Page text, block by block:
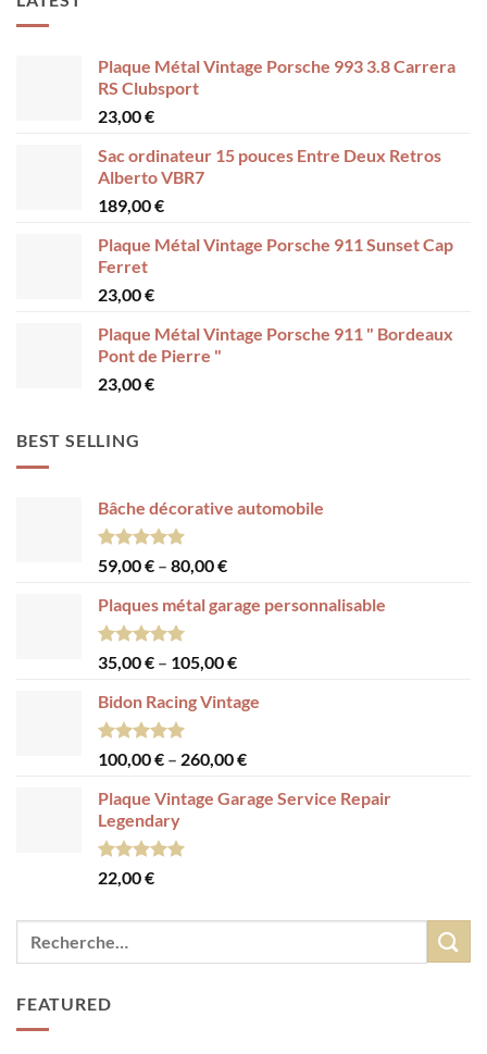
Plaque Métal Vintage Porsche 993 3.8 Carrera
RS Clubsport
23,00€
Sac ordinateur 15 pouces Entre Deux Retros
Alberto VBR7
189,00€
Plaque Métal Vintage Porsche 911 Sunset Cap
Ferret
23,00€
Plaque Métal Vintage Porsche 911 " Bordeaux
Pont de Pierre "
23,00€
BEST SELLING
Bâche décorative automobile
Note5.00
sur 5
59,00€ – 80,00€
Plaques métal garage personnalisable
Note5.00
sur 5
35,00€ – 105,00€
Bidon Racing Vintage
Note5.00
sur 5
100,00€ – 260,00€
Plaque Vintage Garage Service Repair
Legendary
Note5.00
sur 5
22,00€
FEATURED